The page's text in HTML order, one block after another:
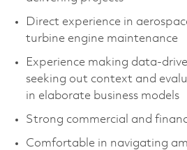
Direct experience in
turbine engine maintenance
Experience making data-
seeking out context and
in elaborate business models
Strong commercial and
Comfortable in navigating